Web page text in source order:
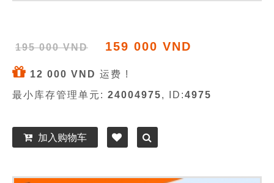
195 000 VND 159 000 VND
12 000 VND 运费 !
最小库存管理单元: 24004975, ID:4975
加入购物车